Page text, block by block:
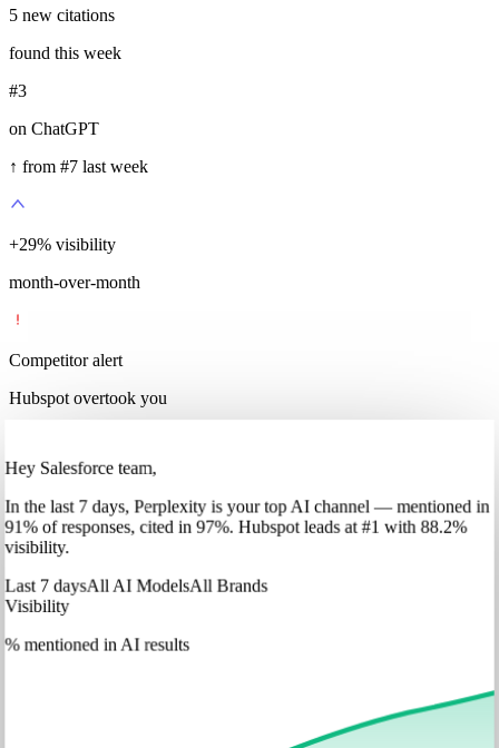
5 new citations
found this week
#3
on ChatGPT
↑ from #7 last week
+35% visibility
month-over-month
Competitor alert
Hubspot overtook you
Hey Salesforce team,
Inthe last 7 days, Perplexityis your top AI channel — mentioned in
91% of responses, cited in 97%. Hubspotleads at #1 with 88.2%
visibility.
Last 7 daysAll AI ModelsAll Brands
Visibility
% mentioned in AI results